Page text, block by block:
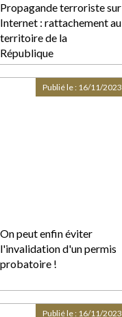
Propagande terroriste sur
Internet : rattachement au
territoire de la
République
On peut enfin éviter
l'invalidation d'un permis
probatoire !
Publié le : 16/11/2023
Publié le : 16/11/2023